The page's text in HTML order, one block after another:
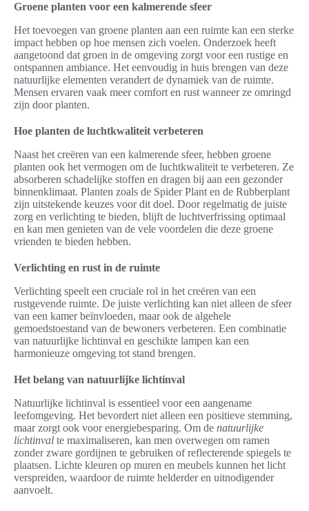
Groene planten voor een kalmerende sfeer
Het toevoegen van groene planten aan een ruimte kan een sterke
impact hebben op hoe mensen zich voelen. Onderzoek heeft
aangetoond dat groen in de omgeving zorgt voor een rustige en
ontspannen ambiance. Het eenvoudig in huis brengen van deze
natuurlijke elementen verandert de dynamiek van de ruimte.
Mensen ervaren vaak meer comfort en rust wanneer ze omringd
zijn door planten.
Hoe planten de luchtkwaliteit verbeteren
Naast het creëren van een kalmerende sfeer, hebben groene
planten ook het vermogen om de luchtkwaliteit te verbeteren. Ze
absorberen schadelijke stoffen en dragen bij aan een gezonder
binnenklimaat. Planten zoals de Spider Plant en de Rubberplant
zijn uitstekende keuzes voor dit doel. Door regelmatig de juiste
zorg en verlichting te bieden, blijft de luchtverfrissing optimaal
en kan men genieten van de vele voordelen die deze groene
vrienden te bieden hebben.
Verlichting en rust in de ruimte
Verlichting speelt een cruciale rol in het creëren van een
rustgevende ruimte. De juiste verlichting kan niet alleen de sfeer
van een kamer beïnvloeden, maar ook de algehele
gemoedstoestand van de bewoners verbeteren. Een combinatie
van natuurlijke lichtinval en geschikte lampen kan een
harmonieuze omgeving tot stand brengen.
Het belang van natuurlijke lichtinval
Natuurlijke lichtinval is essentieel voor een aangename
leefomgeving. Het bevordert niet alleen een positieve stemming,
maar zorgt ook voor energiebesparing. Om de natuurlijke
lichtinval te maximaliseren, kan men overwegen om ramen
zonder zware gordijnen te gebruiken of reflecterende spiegels te
plaatsen. Lichte kleuren op muren en meubels kunnen het licht
verspreiden, waardoor de ruimte helderder en uitnodigender
aanvoelt.